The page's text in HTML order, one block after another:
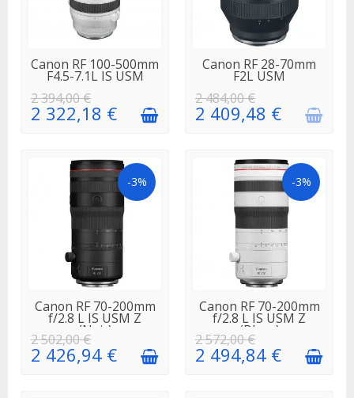
EN STOCK
Canon RF 100-500mm
F4.5-7.1L IS USM
2 394,00 €
2 322,18 €
EN
RÉAPPROVISIONNEMENT
Canon RF 28-70mm
F2L USM
2 484,00 €
2 409,48 €
-3%
EN STOCK
Canon RF 70-200mm
f/2.8 L IS USM Z
(Noir)
2 502,00 €
2 426,94 €
-3%
EN STOCK
Canon RF 70-200mm
f/2.8 L IS USM Z
(Blanc)
2 572,00 €
2 494,84 €